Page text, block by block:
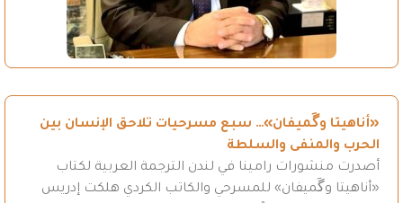
«أناهيتا وگَميفان»… سبع مسرحيات تلاحق الإنسان بين
الحرب والمنفى والسلطة
أصدرت منشورات رامينا في لندن الترجمة العربية لكتاب
«أناهيتا وگَميفان» للمسرحي والكاتب الكردي هلكت إدريس